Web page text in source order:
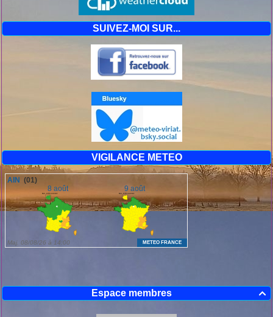
SUIVEZ-MOI SUR...
VIGILANCE METEO

Espace membres